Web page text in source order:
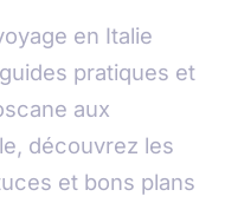
en Italie
pratiques et
aux
découvrez les
et bons plans